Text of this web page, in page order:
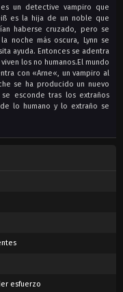
un detective vampiro que
es la hija de un noble que
haberse cruzado, pero se
noche más oscura, Lynn se
ayuda. Entonces se adentra
los no humanos.El mundo
con «Arne«, un vampiro al
se ha producido un nuevo
esconde tras los extraños
lo humano y lo extraño se
esfuerzo